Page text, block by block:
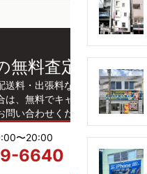
無料査定
送料・出張料などは全て無
は、無料でキャンセルも可
問い合わせください。
〜20:00
6640